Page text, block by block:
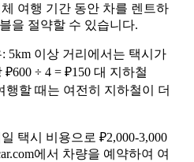
여행 기간 동안 차를 렌트하
을 절약할 수 있습니다.
5km 이상 거리에서는 택시가
÷ 4 = ₽150 대 지하철
행할 때는 여전히 지하철이 더
택시 비용으로 ₽2,000-3,000
에서 차량을 예약하여 여